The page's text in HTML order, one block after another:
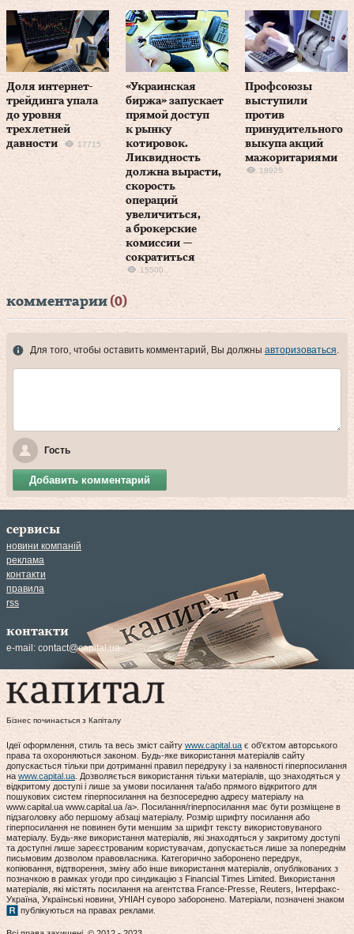
Доля интернет-
трейдинга упала
до уровня
трехлетней
давности
17715
«Украинская
биржа» запускает
прямой доступ
к рынку
котировок.
Ликвидность
должна вырасти,
скорость
операций
увеличиться,
а брокерские
комиссии —
сократиться
15500
Профсоюзы
выступили
против
принудительного
выкупа акций
мажоритариями
18925
комментарии (0)
Для того, чтобы оставить комментарий, Вы должны авторизоваться
Гость
Добавить комментарий
сервисы
новини компаній
реклама
контакти
правила
rss
контакти
e-mail: contact@capital.ua
Бізнес починається з Капіталу
Ідеї оформлення, стиль та весь зміст сайту www.capital.ua є об'єктом авторського
права та охороняються законом. Будь-яке використання матеріалів сайту
допускається тільки при дотриманні правил передруку і за наявності гіперпосилання
на www.capital.ua . Дозволяється використання тільки матеріалів, що знаходяться у
відкритому доступі і лише за умови посилання та/або прямого відкритого для
пошукових систем гіперпосилання на безпосередню адресу матеріалу на
www.capital.ua www.capital.ua /a>. Посилання/гіперпосилання має бути розміщене в
підзаголовку або першому абзаці матеріалу. Розмір шрифту посилання або
гіперпосилання не повинен бути меншим за шрифт тексту використовуваного
матеріалу. Будь-яке використання матеріалів, які знаходяться у закритому доступі
та доступні лише зареєстрованим користувачам, допускається лише за попереднім
письмовим дозволом правовласника. Категорично заборонено передрук,
копіювання, відтворення, зміну або інше використання матеріалів, опублікованих з
позначкою в рамках угоди про синдикацію з Financial Times Limited. Використання
матеріалів, які містять посилання на агентства France-Presse, Reuters, Інтерфакс-
Україна, Українські новини, УНІАН суворо заборонено. Матеріали, позначені знаком
публікуються на правах реклами.